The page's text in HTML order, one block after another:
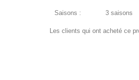
Saisons : 3 saisons
Les clients qui ont acheté ce